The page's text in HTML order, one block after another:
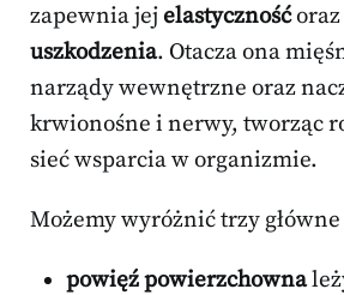
zapewnia jejelastycznośćoraz
uszkodzenia. Otacza ona
narządy wewnętrzne oraz
krwionośne i nerwy, tworząc
sieć wsparcia w organizmie.
Możemy wyróżnić trzy
powięź powierzchowna